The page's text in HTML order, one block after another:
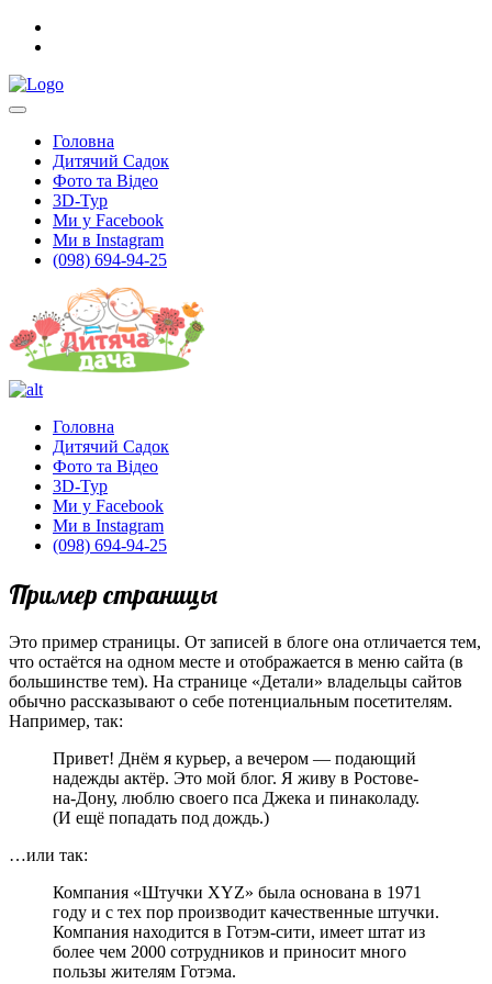
Головна
Дитячий Садок
Фото та Відео
3D-Тур
Ми у Facebook
Ми в Instagram
(098) 694-94-25
Головна
Дитячий Садок
Фото та Відео
3D-Тур
Ми у Facebook
Ми в Instagram
(098) 694-94-25
Пример страницы
Это пример страницы. От записей в блоге она отличается тем,
что остаётся на одном месте и отображается в меню сайта (в
большинстве тем). На странице «Детали» владельцы сайтов
обычно рассказывают о себе потенциальным посетителям.
Например, так:
Привет! Днём я курьер, а вечером — подающий
надежды актёр. Это мой блог. Я живу в Ростове-
на-Дону, люблю своего пса Джека и пинаколаду.
(И ещё попадать под дождь.)
…или так:
Компания «Штучки XYZ» была основана в 1971
году и с тех пор производит качественные штучки.
Компания находится в Готэм-сити, имеет штат из
более чем 2000 сотрудников и приносит много
пользы жителям Готэма.